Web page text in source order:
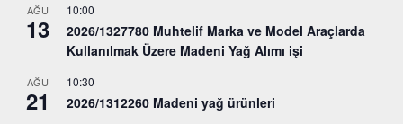
AĞU
13
10:00
2026/1327780 Muhtelif Marka ve Model Araçlarda
Kullanılmak Üzere Madeni Yağ Alımı işi
AĞU
21
10:30
2026/1312260 Madeni yağ ürünleri